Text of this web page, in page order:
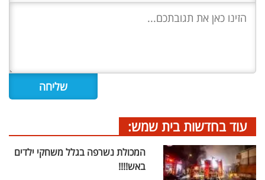
עוד בחדשות בית שמש:
המכולת נשרפה בגלל משחקי ילדים
באש!!!!